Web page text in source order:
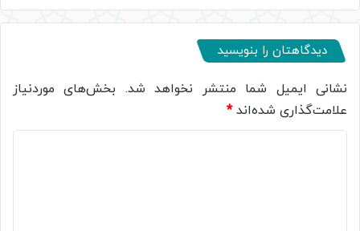
دیدگاهتان را بنویسید
نشانی ایمیل شما منتشر نخواهد شد. بخش‌های موردنیاز
علامت‌گذاری شده‌اند*